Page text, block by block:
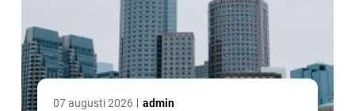
07 augusti 2026 admin